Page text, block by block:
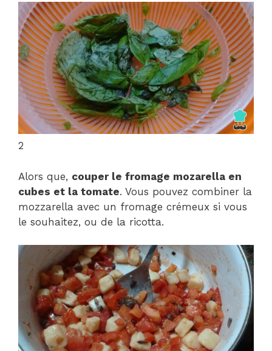
2
Alors que, couper le fromage mozarella en
cubes et la tomate. Vous pouvez combiner la
mozzarella avec un fromage crémeux si vous
le souhaitez, ou de la ricotta.